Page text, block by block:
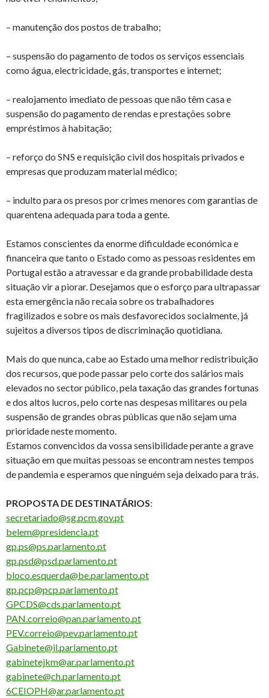
– manutenção dos postos de trabalho;
– suspensão do pagamento de todos os serviços essenciais
como água, electricidade, gás, transportes e internet;
– realojamento imediato de pessoas que não têm casa e
suspensão do pagamento de rendas e prestações sobre
empréstimos à habitação;
– reforço do SNS e requisição civil dos hospitais privados e
empresas que produzam material médico;
– indulto para os presos por crimes menores com garantias de
quarentena adequada para toda a gente.
Estamos conscientes da enorme dificuldade económica e
financeira que tanto o Estado como as pessoas residentes em
Portugal estão a atravessar e da grande probabilidade desta
situação vir a piorar. Desejamos que o esforço para ultrapassar
esta emergência não recaia sobre os trabalhadores
fragilizados e sobre os mais desfavorecidos socialmente, já
sujeitos a diversos tipos de discriminação quotidiana.
Mais do que nunca, cabe ao Estado uma melhor redistribuição
dos recursos, que pode passar pelo corte dos salários mais
elevados no sector público, pela taxação das grandes fortunas
e dos altos lucros, pelo corte nas despesas militares ou pela
suspensão de grandes obras públicas que não sejam uma
prioridade neste momento.
Estamos convencidos da vossa sensibilidade perante a grave
situação em que muitas pessoas se encontram nestes tempos
de pandemia e esperamos que ninguém seja deixado para trás.
PROPOSTA DE DESTINATÁRIOS:
secretariado@sg.pcm.gov.pt
belem@presidencia.pt
gp.ps@ps.parlamento.pt
gp.psd@psd.parlamento.pt
bloco.esquerda@be.parlamento.pt
gp.pcp@pcp.parlamento.pt
GPCDS@cds.parlamento.pt
PAN.correio@pan.parlamento.pt
PEV.correio@pev.parlamento.pt
Gabinete@il.parlamento.pt
gabinetejkm@ar.parlamento.pt
gabinete@ch.parlamento.pt
6CEIOPH@ar.parlamento.pt